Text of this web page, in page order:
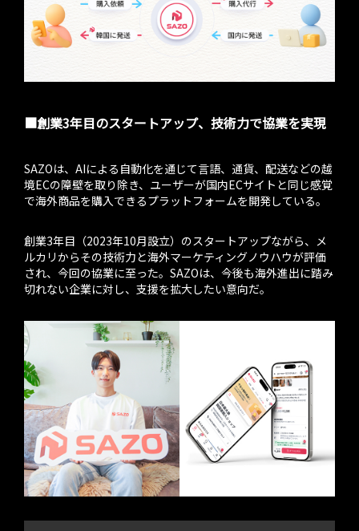
■創業3年目のスタートアップ、技術力で協業を実現
SAZOは、AIによる自動化を通じて言語、通貨、配送などの越
境ECの障壁を取り除き、ユーザーが国内ECサイトと同じ感覚
で海外商品を購入できるプラットフォームを開発している。
創業3年目（2023年10月設立）のスタートアップながら、メ
ルカリからその技術力と海外マーケティングノウハウが評価
され、今回の協業に至った。SAZOは、今後も海外進出に踏み
切れない企業に対し、支援を拡大したい意向だ。